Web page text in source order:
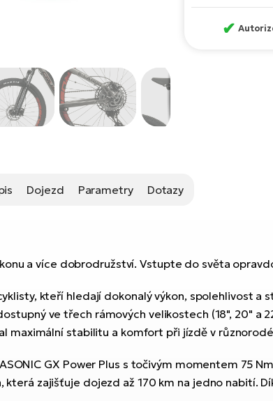
✔
Dojezd Parametry Dotazy
a více dobrodružství. Vstupte do světa
kteří hledají dokonalý výkon, spolehlivost a
ve třech rámových velikostech (18", 20" a
maximální stabilitu a komfort při jízdě v
GX Power Plus s točivým momentem 75
zajišťuje dojezd až 170 km na jedno nabití.